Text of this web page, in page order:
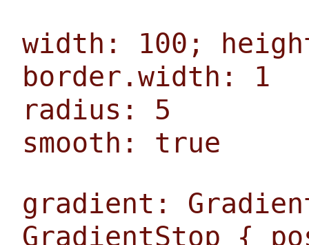
width: 100;
border.width: 1
radius: 5
smooth: true
gradient:
GradientStop {